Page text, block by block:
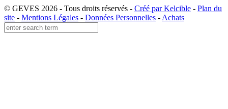
© GEVES 2026 - Tous droits réservés - Créé par Kelcible - Plan du
site - Mentions Légales - Données Personnelles - Achats